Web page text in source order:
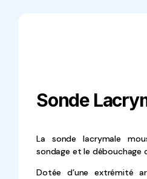
Sonde
La sonde lacrymale
sondage et le débouchage
Dotée d’une extrémité